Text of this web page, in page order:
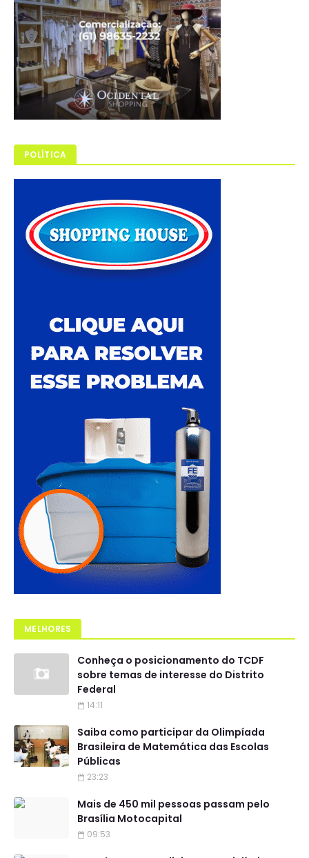
POLÍTICA
MELHORES
Conheça o posicionamento do TCDF
sobre temas de interesse do Distrito
Federal
14:11
Saiba como participar da Olimpíada
Brasileira de Matemática das Escolas
Públicas
23:23
Mais de 450 mil pessoas passam pelo
Brasília Motocapital
09:53